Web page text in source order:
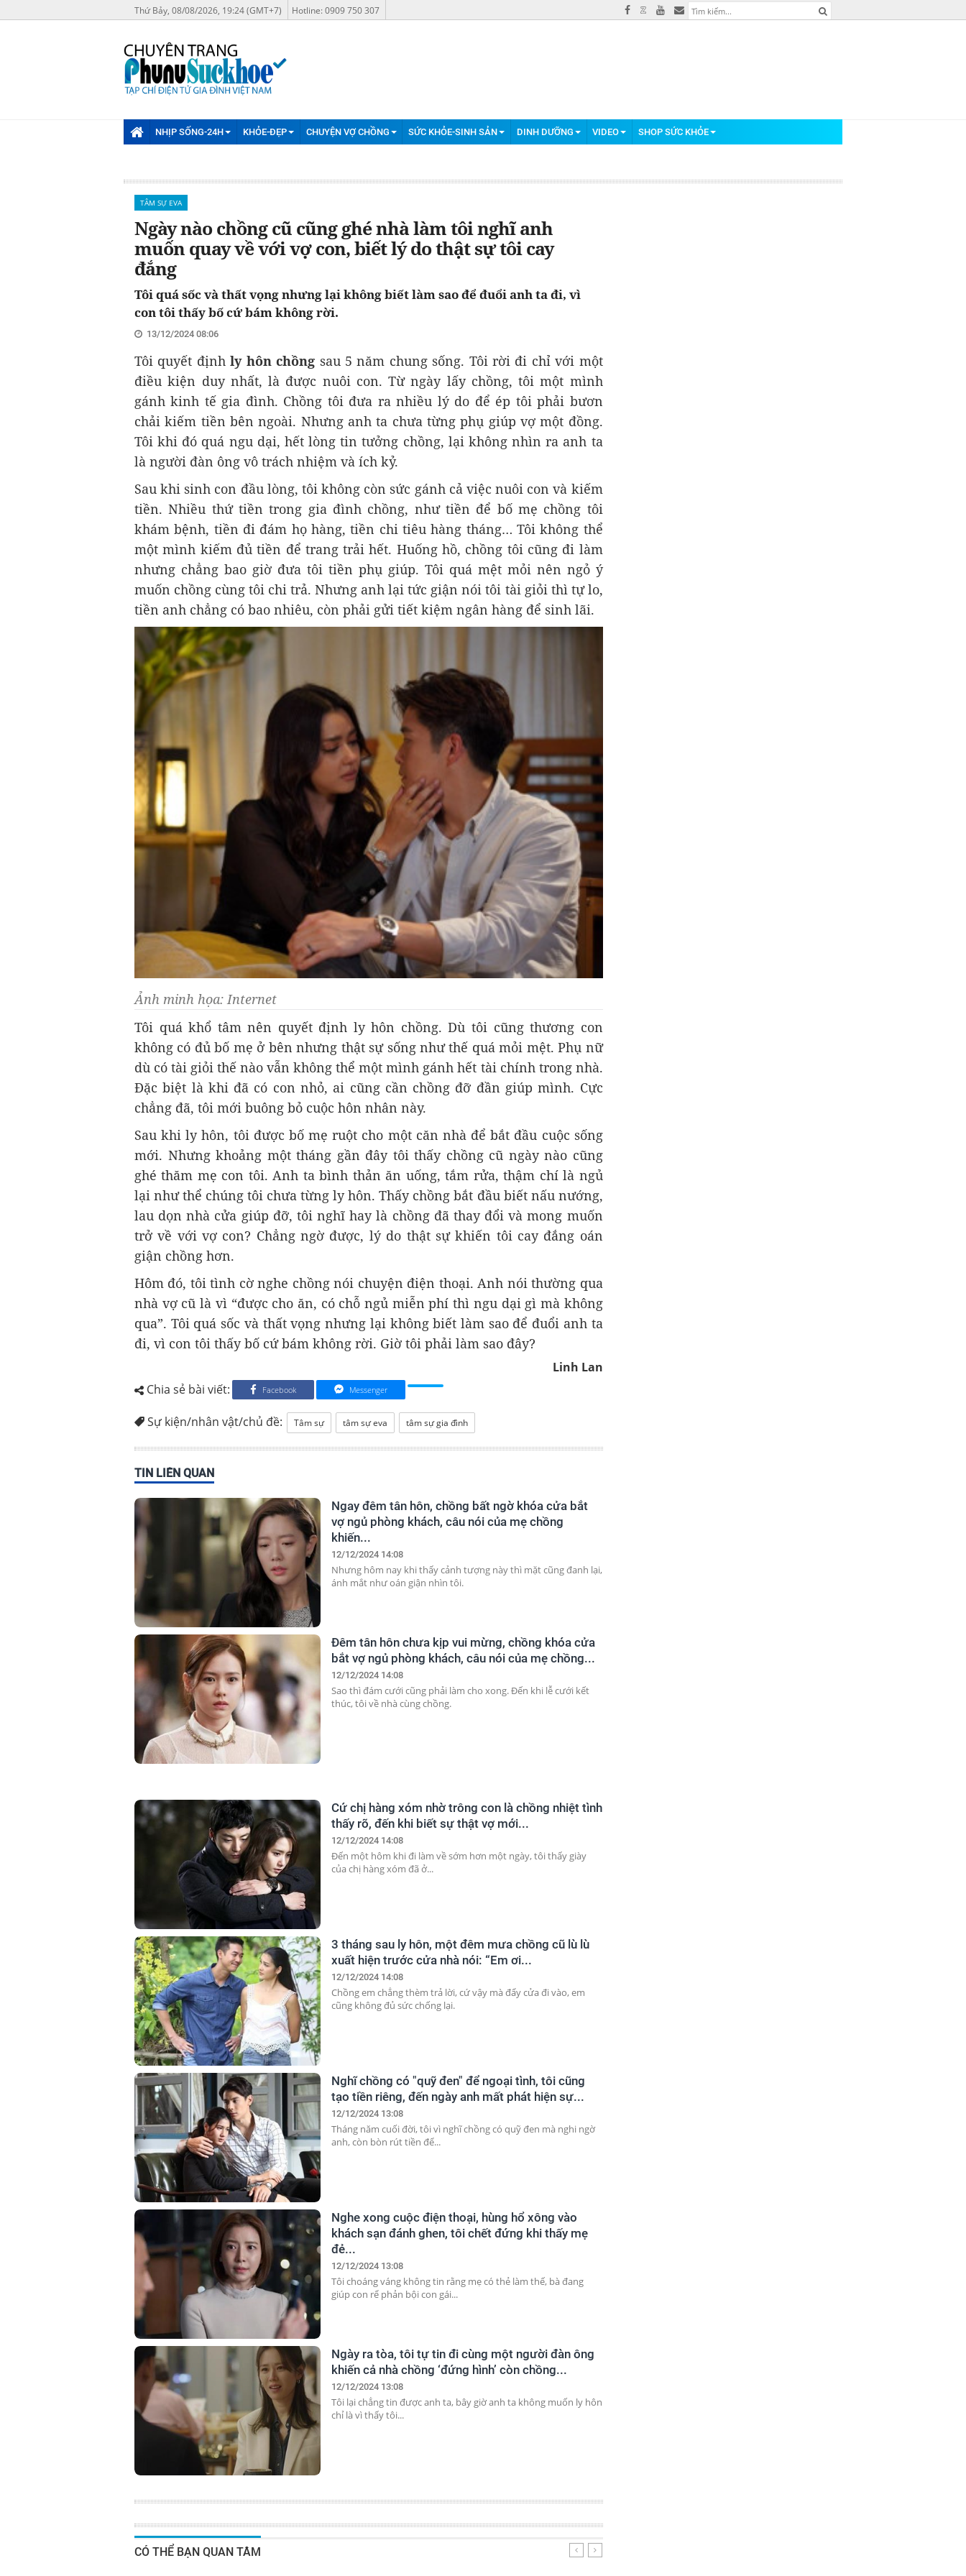
Thứ Bảy, 08/08/2026, 19:24 (GMT+7) Hotline: 0909 750 307
NHỊP SỐNG-24H KHỎE-ĐẸP CHUYỆN VỢ CHỒNG SỨC KHỎE-SINH SẢN DINH DƯỠNG VIDEO SHOP SỨC KHỎE
TÂM SỰ EVA
Ngày nào chồng cũ cũng ghé nhà làm tôi nghĩ anh
muốn quay về với vợ con, biết lý do thật sự tôi cay
đắng
Tôi quá sốc và thất vọng nhưng lại không biết làm sao để đuổi anh ta đi, vì
con tôi thấy bố cứ bám không rời.
13/12/2024 08:06
Tôi quyết địnhly hôn chồng sau 5 năm chung sống. Tôi rời đi chỉ với một
điều kiện duy nhất, là được nuôi con. Từ ngày lấy chồng, tôi một mình
gánh kinh tế gia đình. Chồng tôi đưa ra nhiều lý do để ép tôi phải bươn
chải kiếm tiền bên ngoài. Nhưng anh ta chưa từng phụ giúp vợ một đồng.
Tôi khi đó quá ngu dại, hết lòng tin tưởng chồng, lại không nhìn ra anh ta
là người đàn ông vô trách nhiệm và ích kỷ.
Sau khi sinh con đầu lòng, tôi không còn sức gánh cả việc nuôi con và kiếm
tiền. Nhiều thứ tiền trong gia đình chồng, như tiền để bố mẹ chồng tôi
khám bệnh, tiền đi đám họ hàng, tiền chi tiêu hàng tháng… Tôi không thể
một mình kiếm đủ tiền để trang trải hết. Huống hồ, chồng tôi cũng đi làm
nhưng chẳng bao giờ đưa tôi tiền phụ giúp. Tôi quá mệt mỏi nên ngỏ ý
muốn chồng cùng tôi chi trả. Nhưng anh lại tức giận nói tôi tài giỏi thì tự lo,
tiền anh chẳng có bao nhiêu, còn phải gửi tiết kiệm ngân hàng để sinh lãi.
Ảnh minh họa: Internet
Tôi quá khổ tâm nên quyết định ly hôn chồng. Dù tôi cũng thương con
không có đủ bố mẹ ở bên nhưng thật sự sống như thế quá mỏi mệt. Phụ nữ
dù có tài giỏi thế nào vẫn không thể một mình gánh hết tài chính trong nhà.
Đặc biệt là khi đã có con nhỏ, ai cũng cần chồng đỡ đần giúp mình. Cực
chẳng đã, tôi mới buông bỏ cuộc hôn nhân này.
Sau khi ly hôn, tôi được bố mẹ ruột cho một căn nhà để bắt đầu cuộc sống
mới. Nhưng khoảng một tháng gần đây tôi thấy chồng cũ ngày nào cũng
ghé thăm mẹ con tôi. Anh ta bình thản ăn uống, tắm rửa, thậm chí là ngủ
lại như thể chúng tôi chưa từng ly hôn. Thấy chồng bắt đầu biết nấu nướng,
lau dọn nhà cửa giúp đỡ, tôi nghĩ hay là chồng đã thay đổi và mong muốn
trở về với vợ con? Chẳng ngờ được, lý do thật sự khiến tôi cay đắng oán
giận chồng hơn.
Hôm đó, tôi tình cờ nghe chồng nói chuyện điện thoại. Anh nói thường qua
nhà vợ cũ là vì “được cho ăn, có chỗ ngủ miễn phí thì ngu dại gì mà không
qua”. Tôi quá sốc và thất vọng nhưng lại không biết làm sao để đuổi anh ta
đi, vì con tôi thấy bố cứ bám không rời. Giờ tôi phải làm sao đây?
Linh Lan
Chia sẻ bài viết:
Facebook Messenger
Sự kiện/nhân vật/chủ đề: Tâm sự tâm sự eva tâm sự gia đình
TIN LIÊN QUAN
Ngay đêm tân hôn, chồng bất ngờ khóa cửa bắt
vợ ngủ phòng khách, câu nói của mẹ chồng
khiến...
12/12/2024 14:08
Nhưng hôm nay khi thấy cảnh tượng này thì mặt cũng đanh lại,
ánh mắt như oán giận nhìn tôi.
Đêm tân hôn chưa kịp vui mừng, chồng khóa cửa
bắt vợ ngủ phòng khách, câu nói của mẹ chồng...
12/12/2024 14:08
Sao thì đám cưới cũng phải làm cho xong. Đến khi lễ cưới kết
thúc, tôi về nhà cùng chồng.
Cứ chị hàng xóm nhờ trông con là chồng nhiệt tình
thấy rõ, đến khi biết sự thật vợ mới...
12/12/2024 14:08
Đến một hôm khi đi làm về sớm hơn một ngày, tôi thấy giày
của chị hàng xóm đã ở...
3 tháng sau ly hôn, một đêm mưa chồng cũ lù lù
xuất hiện trước cửa nhà nói: “Em ơi...
12/12/2024 14:08
Chồng em chẳng thèm trả lời, cứ vậy mà đẩy cửa đi vào, em
cũng không đủ sức chống lại.
Nghĩ chồng có "quỹ đen" để ngoại tình, tôi cũng
tạo tiền riêng, đến ngày anh mất phát hiện sự...
12/12/2024 13:08
Tháng năm cuối đời, tôi vì nghĩ chồng có quỹ đen mà nghi ngờ
anh, còn bòn rút tiền để...
Nghe xong cuộc điện thoại, hùng hổ xông vào
khách sạn đánh ghen, tôi chết đứng khi thấy mẹ
đẻ...
12/12/2024 13:08
Tôi choáng váng không tin rằng mẹ có thẻ làm thế, bà đang
giúp con rể phản bội con gái...
Ngày ra tòa, tôi tự tin đi cùng một người đàn ông
khiến cả nhà chồng ‘đứng hình’ còn chồng...
12/12/2024 13:08
Tôi lại chẳng tin được anh ta, bây giờ anh ta không muốn ly hôn
chỉ là vì thấy tôi...
CÓ THỂ BẠN QUAN TÂM